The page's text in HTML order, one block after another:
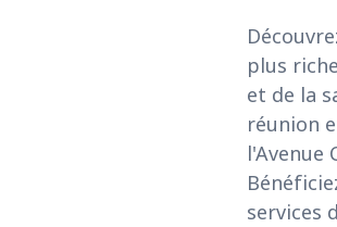
plus
et de la
réunion
l'Avenue
services